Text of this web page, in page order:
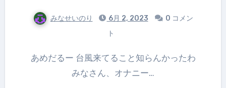
みなせいのり 6月 2, 2023
0 コメン
ト
あめだるー 台風来てること知らんかったわ
みなさん、オナニー…